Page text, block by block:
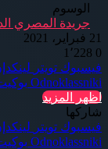
الوسوم
جريدة المصري
21 فبراير، 2021
0
فيسبوك تويتر
Odnoklassniki
اظهر المزيد
شاركها
فيسبوك تويتر
Odnoklassniki